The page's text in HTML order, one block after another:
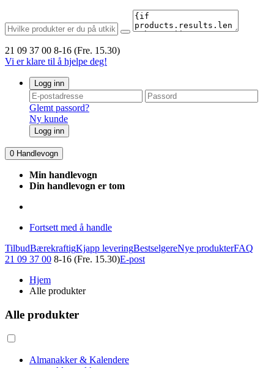
21 09 37 00 8-16 (Fre. 15.30)
Vi er klare til å hjelpe deg!
Logg inn
Glemt passord?
Ny kunde
Logg inn
0 Handlevogn
Min handlevogn
Din handlevogn er tom
Fortsett med å handle
TilbudBærekraftigKjapp leveringBestselgereNye produkterFAQ
21 09 37 00 8-16 (Fre. 15.30)E-post
Hjem
Alle produkter
Alle produkter
Almanakker & Kalendere